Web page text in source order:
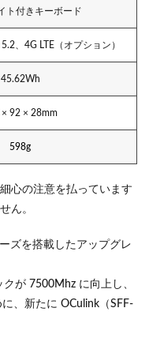
ト付きキーボード
、4G LTE（オプション）
45.62Wh
92 × 28mm
598g
心の注意を払っています
ん。
ズを搭載したアップグレ
が 7500Mhz に向上し、
、新たに OCulink（SFF-